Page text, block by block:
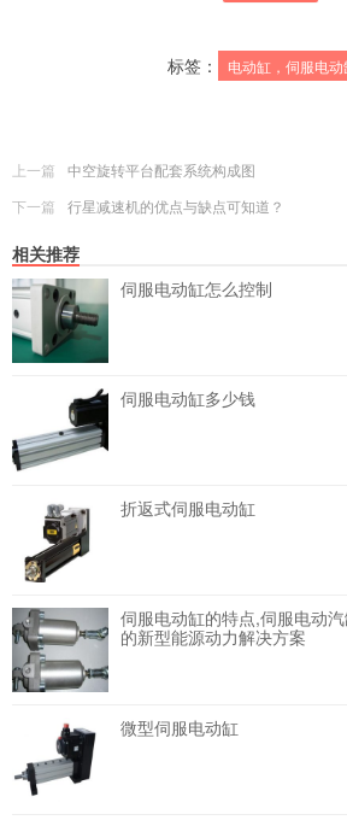
标签： 电动缸，伺服电动
上一篇
中空旋转平台配套系统构成图
下一篇
行星减速机的优点与缺点可知道？
相关推荐
伺服电动缸怎么控制
伺服电动缸多少钱
折返式伺服电动缸
伺服电动缸的特点,伺服电动
的新型能源动力解决方案
微型伺服电动缸